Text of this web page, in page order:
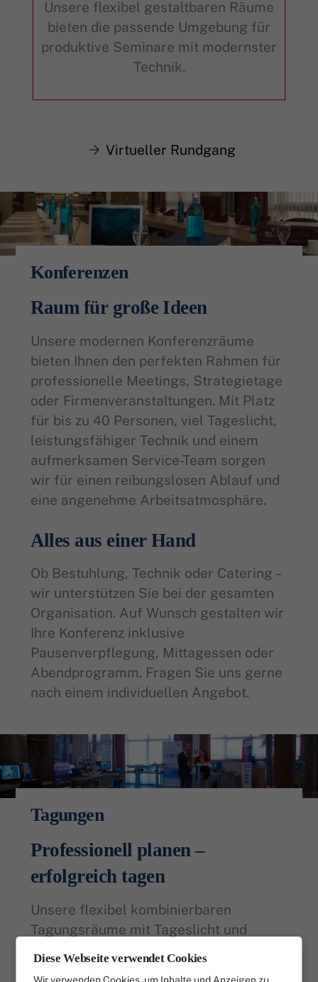
Unsere flexibel gestaltbaren Räume
bieten die passende Umgebung für
produktive Seminare mit modernster
Technik.
Virtueller Rundgang
Konferenzen
Raum für große Ideen
Unsere modernen Konferenzräume
bieten Ihnen den perfekten Rahmen für
professionelle Meetings, Strategietage
oder Firmenveranstaltungen. Mit Platz
für bis zu 40 Personen, viel Tageslicht,
leistungsfähiger Technik und einem
aufmerksamen Service-Team sorgen
wir für einen reibungslosen Ablauf und
eine angenehme Arbeitsatmosphäre.
Alles aus einer Hand
Ob Bestuhlung, Technik oder Catering –
wir unterstützen Sie bei der gesamten
Organisation. Auf Wunsch gestalten wir
Ihre Konferenz inklusive
Pausenverpflegung, Mittagessen oder
Abendprogramm. Fragen Sie uns gerne
nach einem individuellen Angebot.
Tagungen
Professionell planen –
erfolgreich tagen
Unsere flexibel kombinierbaren
Tagungsräume mit Tageslicht und
Diese Webseite verwendet Cookies